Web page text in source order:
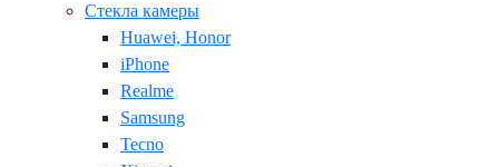
Стекла камеры
Huawei, Honor
iPhone
Realme
Samsung
Tecno